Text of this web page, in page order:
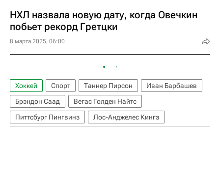
НХЛ назвала новую дату, когда Овечкин
побьет рекорд Гретцки
8 марта 2025, 06:00
Хоккей Спорт Таннер Пирсон
Иван Барбашев
Брэндон Саад
Вегас Голден Найтс
Питтсбург Пингвинз
Лос-Анджелес Кингз